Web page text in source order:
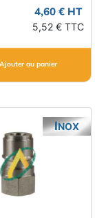
4,60 € HT
5,52 € TTC
Ajouter au panier
INOX